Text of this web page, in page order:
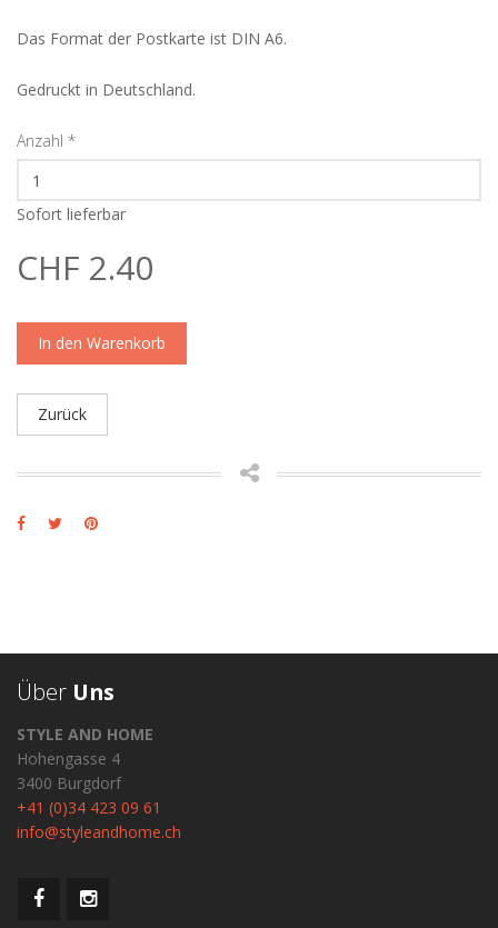
Das Format der Postkarte ist DIN A6.
Gedruckt in Deutschland.
Anzahl *
Sofort lieferbar
CHF 2.40
In den Warenkorb
Zurück
Über Uns
STYLE AND HOME
Hohengasse 4
3400 Burgdorf
+41 (0)34 423 09 61
info@styleandhome.ch